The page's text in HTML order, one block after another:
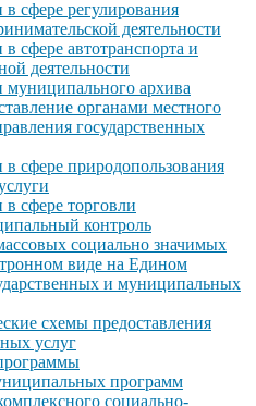
в сфере регулирования
деятельности
в сфере автотранспорта и
деятельности
муниципального архива
органами местного
государственных
в сфере природопользования
в сфере торговли
контроль
социально значимых
виде на Едином
и муниципальных
схемы предоставления
услуг
программ
социально-